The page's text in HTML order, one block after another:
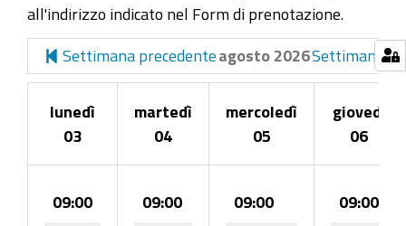
all'indirizzo indicato nel Form di prenotazione.
Settimana precedente agosto 2026Settimana
lunedì
03
martedì
04
mercoledì
05
giovedì
06
09:00 09:00 09:00 09:00